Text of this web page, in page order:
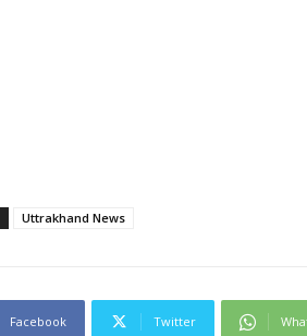
Uttrakhand News
Facebook Twitter